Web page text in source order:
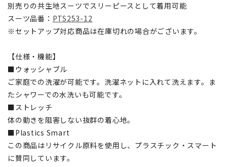
別売りの共生地スーツでスリーピースとして着用可能
スーツ品番： PTS253-12
※セットアップ対応商品は在庫切れの場合がございます。
【仕様・機能】
■ウォッシャブル
ご家庭での洗濯が可能です。洗濯ネットに入れて洗えます。ま
たシャワーでの水洗いも可能です。
■ストレッチ
体の動きを阻害しない抜群の着心地。
■Plastics Smart
この商品はリサイクル原料を使用し、プラスチック・スマート
に賛同しています。